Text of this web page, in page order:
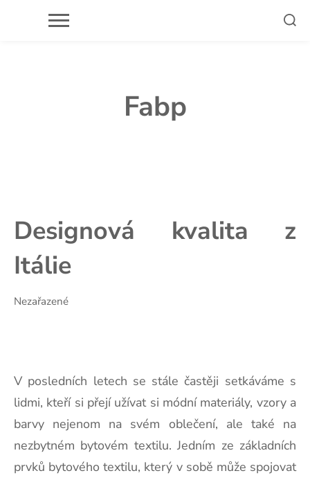
Fabp
Designová kvalita z
Itálie
Nezařazené
V posledních letech se stále častěji setkáváme s
lidmi, kteří si přejí užívat si módní materiály, vzory a
barvy nejenom na svém oblečení, ale také na
nezbytném bytovém textilu. Jedním ze základních
prvků bytového textilu, který v sobě může spojovat